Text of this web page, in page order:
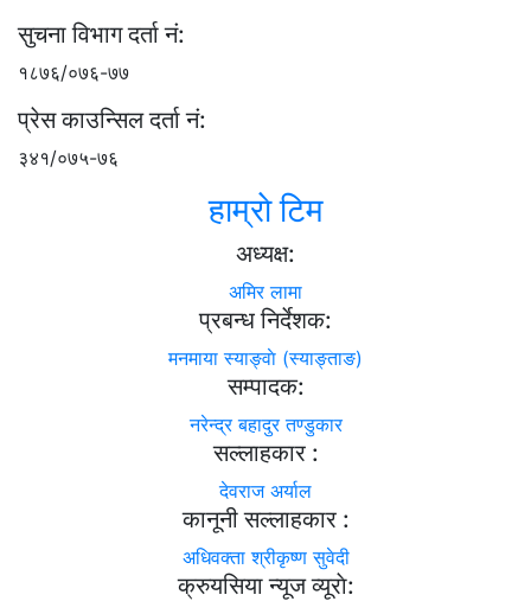
सुचना विभाग दर्ता नं:
१८७६/०७६-७७
प्रेस काउन्सिल दर्ता नं:
३४१/०७५-७६
हाम्राे टिम
अध्यक्ष:
अमिर लामा
प्रबन्ध निर्देशक:
मनमाया स्याङ्वाे (स्याङ्ताङ)
सम्पादक:
नरेन्द्र बहादुर तण्डुकार
सल्लाहकार :
देवराज अर्याल
कानूनी सल्लाहकार :
अधिवक्ता श्रीकृष्ण सुवेदी
क्रुयसिया न्यूज व्यूराे: